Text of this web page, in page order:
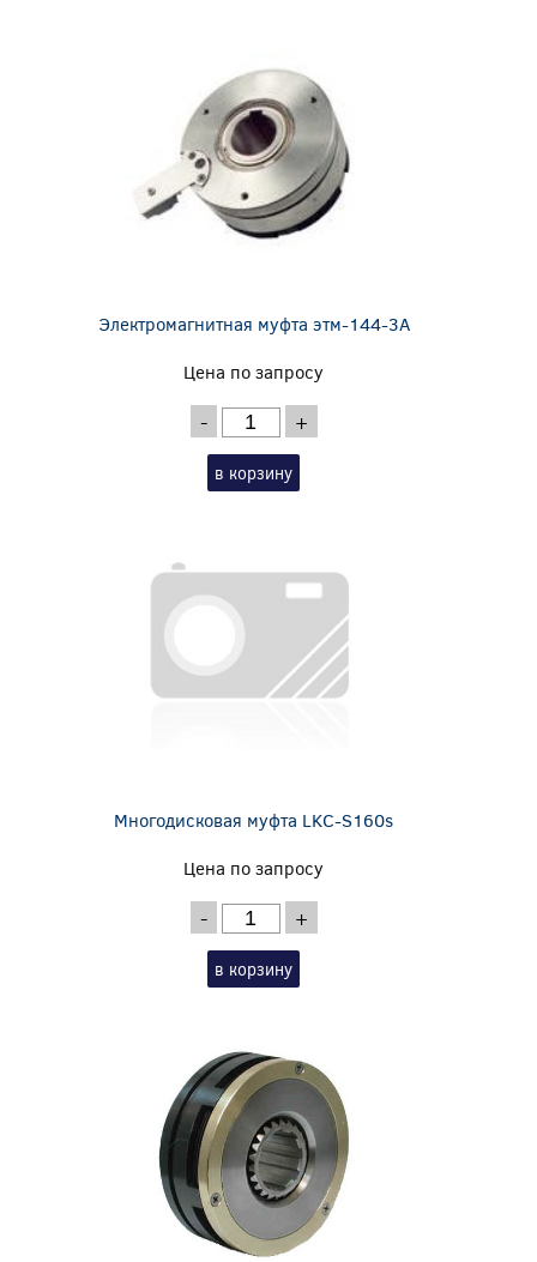
Электромагнитная муфта этм-144-3А
Цена по запросу
- +
в корзину
Многодисковая муфта LKC-S160s
Цена по запросу
- +
в корзину